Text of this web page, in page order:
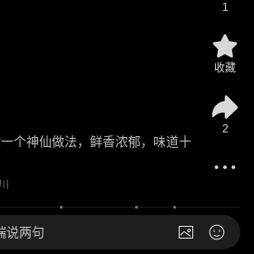
个神仙做法，鲜香浓郁，味道十
1
收藏
2
说两句